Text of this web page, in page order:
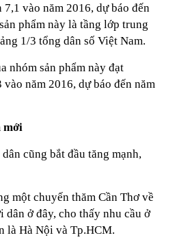
vào năm 2016, dự báo đến
phẩm này là tầng lớp trung
1/3 tổng dân số Việt Nam.
nhóm sản phẩm này đạt
năm 2016, dự báo đến năm
mới
cũng bắt đầu tăng mạnh,
một chuyến thăm Cần Thơ về
dân ở đây, cho thấy nhu cầu ở
là Hà Nội và Tp.HCM.